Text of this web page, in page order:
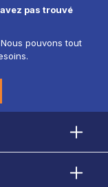
pas trouvé
pouvons tout